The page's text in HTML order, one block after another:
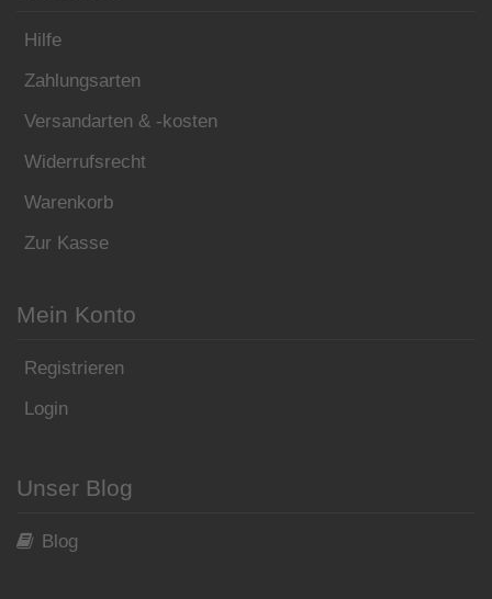
Hilfe
Zahlungsarten
Versandarten & -kosten
Widerrufsrecht
Warenkorb
Zur Kasse
Mein Konto
Registrieren
Login
Unser Blog
Blog